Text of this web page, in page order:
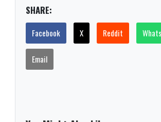
SHARE:
Facebook X Reddit
Email